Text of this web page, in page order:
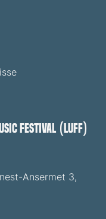
Festival (LUFF)
Ansermet 3,